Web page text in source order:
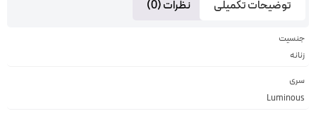
توضیحات تکمیلی نظرات (0)
جنسیت
زنانه
سری
Luminous